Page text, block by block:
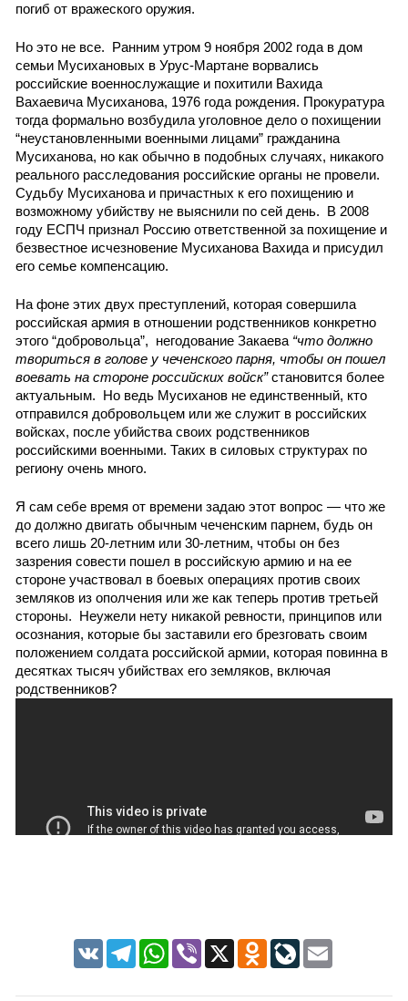
погиб от вражеского оружия.
Но это не все.  Ранним утром 9 ноября 2002 года в дом
семьи Мусихановых в Урус-Мартане ворвались
российские военнослужащие и похитили Вахида
Вахаевича Мусиханова, 1976 года рождения. Прокуратура
тогда формально возбудила уголовное дело о похищении
“неустановленными военными лицами” гражданина
Мусиханова, но как обычно в подобных случаях, никакого
реального расследования российские органы не провели.
Судьбу Мусиханова и причастных к его похищению и
возможному убийству не выяснили по сей день.  В 2008
году ЕСПЧ признал Россию ответственной за похищение и
безвестное исчезновение Мусиханова Вахида и присудил
его семье компенсацию.
На фоне этих двух преступлений, которая совершила
российская армия в отношении родственников конкретно
этого “добровольца”,  негодование Закаева “что должно
твориться в голове у чеченского парня, чтобы он пошел
воевать на стороне российских войск” становится более
актуальным.  Но ведь Мусиханов не единственный, кто
отправился добровольцем или же служит в российских
войсках, после убийства своих родственников
российскими военными. Таких в силовых структурах по
региону очень много.
Я сам себе время от времени задаю этот вопрос — что же
до должно двигать обычным чеченским парнем, будь он
всего лишь 20-летним или 30-летним, чтобы он без
зазрения совести пошел в российскую армию и на ее
стороне участвовал в боевых операциях против своих
земляков из ополчения или же как теперь против третьей
стороны.  Неужели нету никакой ревности, принципов или
осознания, которые бы заставили его брезговать своим
положением солдата российской армии, которая повинна в
десятках тысяч убийствах его земляков, включая
родственников?
VK TelegramWhatsApp
Viber X Odnoklassniki
LiveJournal
Email